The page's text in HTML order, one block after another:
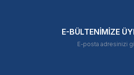
E-BÜLTENİMİZE